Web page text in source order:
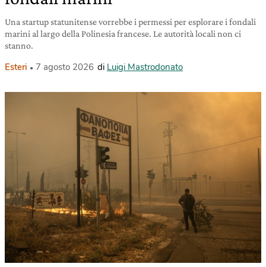
Una startup statunitense vorrebbe i permessi per esplorare i fondali
marini al largo della Polinesia francese. Le autorità locali non ci
stanno.
Esteri 7 agosto 2026 di Luigi Mastrodonato